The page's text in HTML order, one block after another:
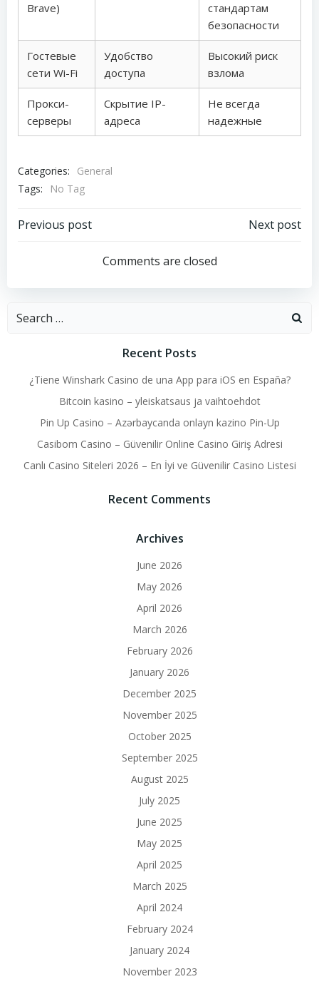
Brave)
стандартам
безопасности
Гостевые
сети Wi-Fi
Удобство
доступа
Высокий риск
взлома
Прокси-
серверы
Скрытие IP-
адреса
Не всегда
надежные
Categories:
General
Tags:
No Tag
Post
navigation
Previous post
navigation
Next post
Comments are closed
Search
Recent Posts
¿Tiene Winshark Casino de una App para iOS en España?
Bitcoin kasino – yleiskatsaus ja vaihtoehdot
Pin Up Casino – Azərbaycanda onlayn kazino Pin-Up
Casibom Casino – Güvenilir Online Casino Giriş Adresi
Canlı Casino Siteleri 2026 – En İyi ve Güvenilir Casino Listesi
Recent Comments
Archives
June 2026
May 2026
April 2026
March 2026
February 2026
January 2026
December 2025
November 2025
October 2025
September 2025
August 2025
July 2025
June 2025
May 2025
April 2025
March 2025
April 2024
February 2024
January 2024
November 2023